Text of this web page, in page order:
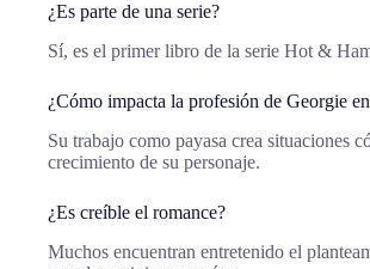
¿Es parte de una serie?
Sí, es el primer libro de la serie Hot &
¿Cómo impacta la profesión de Georgie
Su trabajo como payasa crea situaciones
crecimiento de su personaje.
¿Es creíble el romance?
Muchos encuentran entretenido el